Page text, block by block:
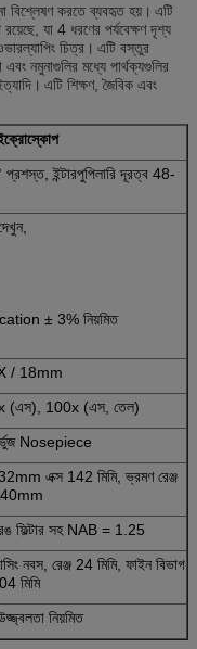
বিশ্লেষণ করতে ব্যবহৃত হয়। এটি
যা 4 ধরণের পর্যবেক্ষণ দৃশ্য
চিত্র। এটি বস্তুর
নমুনাগুলির মধ্যে পার্থক্যগুলির
এটি শিক্ষণ, জৈবিক এবং
ইন্টারপুপিলারি দূরত্ব 48-
± 3% নিয়মিত
/ 18mm
(এস), 100x (এস, তেল)
Nosepiece
এক্স 142 মিমি, ভ্রমণ রেঞ্জ
ফিল্টার সহ NAB = 1.25
নবস, রেঞ্জ 24 মিমি, ফাইন বিভাগ
মিমি
নিয়মিত